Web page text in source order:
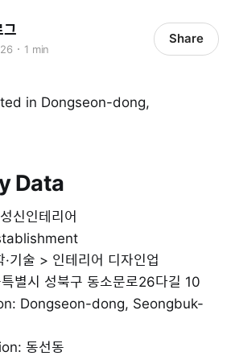
그
1 min
Share
in Dongseon-dong,
Data
신인테리어
기술 > 인테리어 디자인업
별시 성북구 동소문로26다길 10
Dongseon-dong, Seongbuk-
동선동